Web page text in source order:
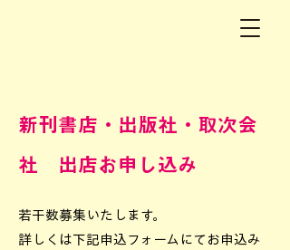
新刊書店・出版社・取次会
社 出店お申し込み
若干数募集いたします。
詳しくは下記申込フォームにてお申込み